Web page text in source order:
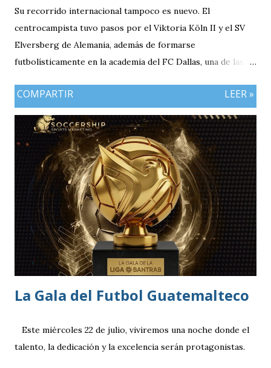
Su recorrido internacional tampoco es nuevo. El
centrocampista tuvo pasos por el Viktoria Köln II y el SV
Elversberg de Alemania, además de formarse
futbolísticamente en la academia del FC Dallas, una de las
experiencia que marcó el inicio de su desarrollo como
Kaohsiung Attackers FC, una institución de crecimiento
reciente dentro del fútbol taiwanés. El club nació en 2016
con su equipo femenino y fue hasta 2025 cuando creó su
rama masculina, la cual comenzó su recorrido en la Segunda
División antes de conseguir el ascenso a la máxima
categoría.
COMPARTIR LEER »
La Gala del Futbol Guatemalteco
Este miércoles 22 de julio, viviremos una noche donde el
talento, la dedicación y la excelencia serán protagonistas.